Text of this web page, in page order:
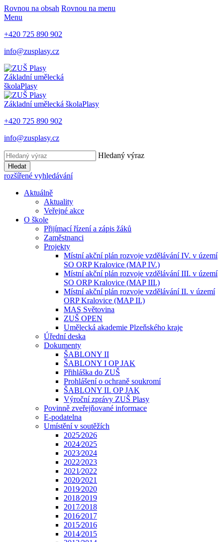
Rovnou na obsah Rovnou na menu
Menu
+420 725 890 902
info@zusplasy.cz
Základní umělecká
školaPlasy
Základní umělecká školaPlasy
+420 725 890 902
info@zusplasy.cz
Hledaný výraz
Hledat
rozšířené vyhledávání
Aktuálně
Aktuality
Veřejné akce
O škole
Přijímací řízení a zápis žáků
Zaměstnanci
Projekty
Místní akční plán rozvoje vzdělávání IV. v území
SO ORP Kralovice (MAP IV.)
Místní akční plán rozvoje vzdělávání III. v území
SO ORP Kralovice (MAP III.)
Místní akční plán rozvoje vzdělávání II. v území
ORP Kralovice (MAP II.)
MAS Světovina
ZUŠ OPEN
Umělecká akademie Plzeňského kraje
Úřední deska
Dokumenty
ŠABLONY II
ŠABLONY I OP JAK
Přihláška do ZUŠ
Prohlášení o ochraně soukromí
ŠABLONY II. OP JAK
Výroční zprávy ZUŠ Plasy
Povinně zveřejňované informace
E-podatelna
Umístění v soutěžích
2025⁄2026
2024⁄2025
2023⁄2024
2022⁄2023
2021⁄2022
2020⁄2021
2019⁄2020
2018⁄2019
2017⁄2018
2016⁄2017
2015⁄2016
2014⁄2015